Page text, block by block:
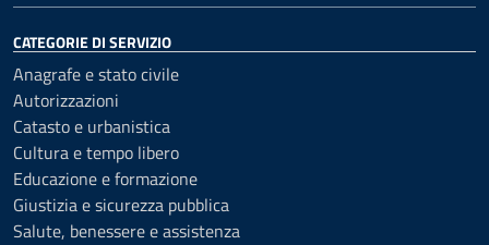
CATEGORIE DI SERVIZIO
Anagrafe e stato civile
Autorizzazioni
Catasto e urbanistica
Cultura e tempo libero
Educazione e formazione
Giustizia e sicurezza pubblica
Salute, benessere e assistenza